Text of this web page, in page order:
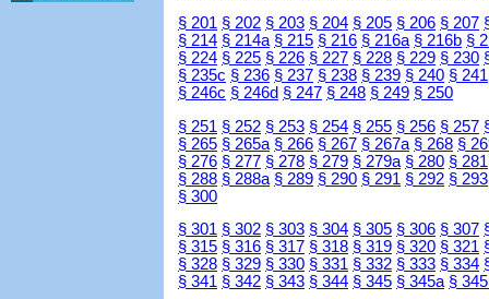
§ 201 § 202 § 203 § 204 § 205 § 206 § 207
§ 214 § 214a § 215 § 216 § 216a § 216b §
§ 224 § 225 § 226 § 227 § 228 § 229 § 230
§ 235c § 236 § 237 § 238 § 239 § 240 § 241
§ 246c § 246d § 247 § 248 § 249 § 250
§ 251 § 252 § 253 § 254 § 255 § 256 § 257
§ 265 § 265a § 266 § 267 § 267a § 268 §
§ 276 § 277 § 278 § 279 § 279a § 280 § 281
§ 288 § 288a § 289 § 290 § 291 § 292 § 293
§ 300
§ 301 § 302 § 303 § 304 § 305 § 306 § 307
§ 315 § 316 § 317 § 318 § 319 § 320 § 321
§ 328 § 329 § 330 § 331 § 332 § 333 § 334
§ 341 § 342 § 343 § 344 § 345 § 345a §